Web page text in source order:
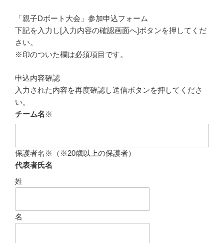
「親子Dボート大会」参加申込フォーム
下記を入力し[入力内容の確認画面へ]ボタンを押してくだ
さい。
※印のついた欄は必須項目です。
申込内容確認
入力された内容を再度確認し送信ボタンを押してくださ
い。
チーム名※
保護者名 ※
（※20歳以上の保護者）
代表者氏名
姓
名